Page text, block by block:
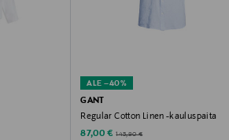
ALE –40%
GANT
Regular Cotton Linen -kauluspaita
Discounted Price
87,00 € Original Price
145,90 €